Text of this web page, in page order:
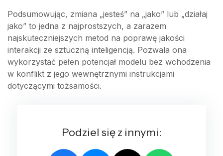
Podsumowując, zmiana „jesteś” na „jako” lub „działaj
jako” to jedna z najprostszych, a zarazem
najskuteczniejszych metod na poprawę jakości
interakcji ze sztuczną inteligencją. Pozwala ona
wykorzystać pełen potencjał modelu bez wchodzenia
w konflikt z jego wewnętrznymi instrukcjami
dotyczącymi tożsamości.
Podziel się z innymi: